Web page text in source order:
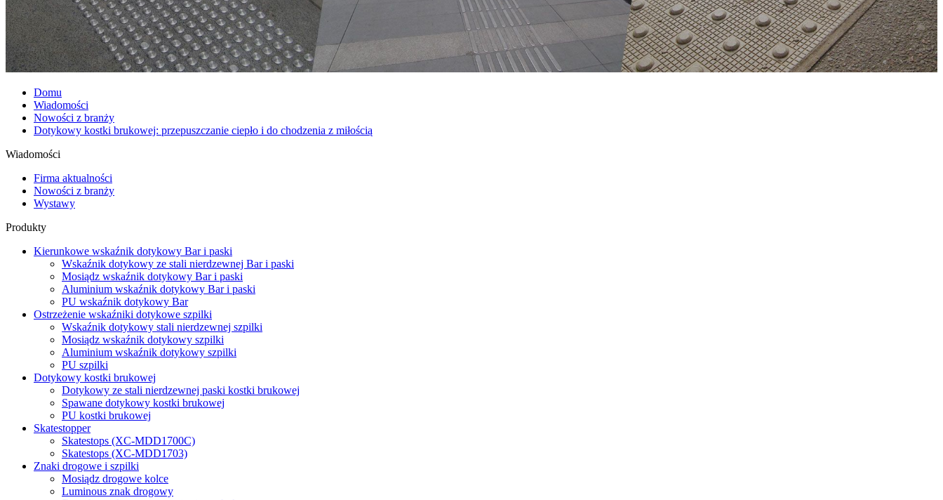
Domu
Wiadomości
Nowości z branży
Dotykowy kostki brukowej: przepuszczanie ciepło i do chodzenia z miłością
Wiadomości
Firma aktualności
Nowości z branży
Wystawy
Produkty
Kierunkowe wskaźnik dotykowy Bar i paski
Wskaźnik dotykowy ze stali nierdzewnej Bar i paski
Mosiądz wskaźnik dotykowy Bar i paski
Aluminium wskaźnik dotykowy Bar i paski
PU wskaźnik dotykowy Bar
Ostrzeżenie wskaźniki dotykowe szpilki
Wskaźnik dotykowy stali nierdzewnej szpilki
Mosiądz wskaźnik dotykowy szpilki
Aluminium wskaźnik dotykowy szpilki
PU szpilki
Dotykowy kostki brukowej
Dotykowy ze stali nierdzewnej paski kostki brukowej
Spawane dotykowy kostki brukowej
PU kostki brukowej
Skatestopper
Skatestops (XC-MDD1700C)
Skatestops (XC-MDD1703)
Znaki drogowe i szpilki
Mosiądz drogowe kolce
Luminous znak drogowy